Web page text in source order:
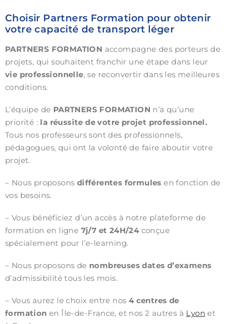
Choisir Partners Formation pour obtenir
votre capacité de transport léger
PARTNERS FORMATION accompagne des porteurs de
projets, qui souhaitent franchir une étape dans leur
vie professionnelle, se reconvertir dans les meilleures
conditions.
L’équipe de PARTNERS FORMATION n’a qu’une
priorité : la réussite de votre projet professionnel.
Tous nos professeurs sont des professionnels,
pédagogues, qui ont la volonté de faire aboutir votre
projet.
– Nous proposons différentes formules en fonction de
vos besoins.
– Vous bénéficiez d’un accès à notre plateforme de
formation en ligne 7j/7 et 24H/24conçue
spécialement pour l’e-learning.
– Nous proposons de nombreuses dates d’examens
d’admissibilité tous les mois.
– Vous aurez le choix entre nos 4 centres de
formation en Île-de-France, et nos 2 autres à Lyon et